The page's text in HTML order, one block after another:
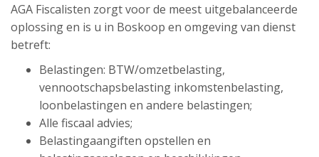
AGA Fiscalisten zorgt voor de meest uitgebalanceerde
oplossing en is u in Boskoop en omgeving van dienst
betreft:
Belastingen: BTW/omzetbelasting,
vennootschapsbelasting inkomstenbelasting,
loonbelastingen en andere belastingen;
Alle fiscaal advies;
Belastingaangiften opstellen en